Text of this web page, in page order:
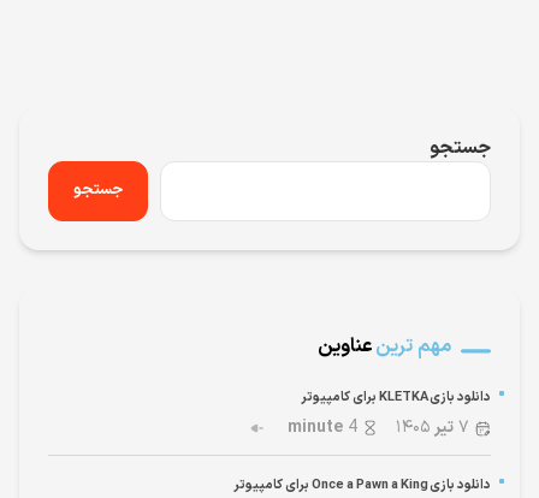
جستجو
جستجو
مهم ترینعناوین
دانلود بازی KLETKA برای کامپیوتر
۷تیر ۱۴۰۵ 4
minute
دانلود بازی Once a Pawn a King برای کامپیوتر